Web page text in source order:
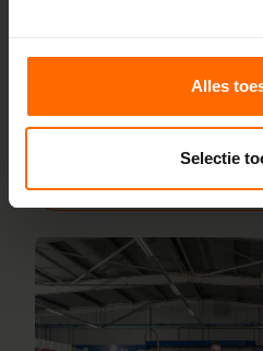
Alles
Selectie
vestigingen in de buurt van
Lees meer over onze fabriek